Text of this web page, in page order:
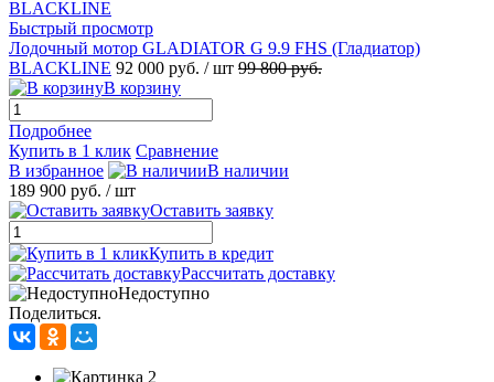
Быстрый просмотр
Лодочный мотор GLADIATOR G 9.9 FHS (Гладиатор)
BLACKLINE 92 000 руб. / шт 99 800 руб.
В корзину
Подробнее
Купить в 1 клик Сравнение
В избранное
В наличии
189 900 руб. / шт
Оставить заявку
Купить в кредит
Рассчитать доставку
Недоступно
Поделиться.